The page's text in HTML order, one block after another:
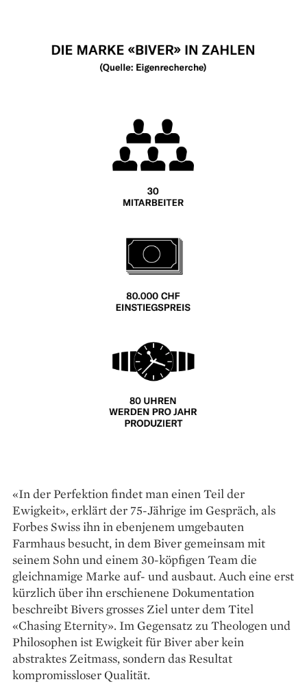
«In der Perfektion findet man einen Teil der
Ewigkeit», erklärt der 75-Jährige im Gespräch, als
Forbes Swiss ihn in ebenjenem umgebauten
Farmhaus besucht, in dem Biver gemeinsam mit
seinem Sohn und einem 30-köpfigen Team die
gleichnamige Marke auf- und ausbaut. Auch eine erst
kürzlich über ihn erschienene Dokumentation
beschreibt Bivers grosses Ziel unter dem Titel
«Chasing Eternity». Im Gegensatz zu Theologen und
Philosophen ist Ewigkeit für Biver aber kein
abstraktes Zeitmass, sondern das Resultat
kompromissloser Qualität.